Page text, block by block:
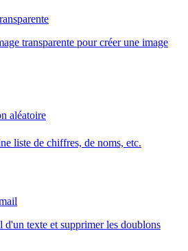
transparente pour créer une image
aléatoire
liste de chiffres, de noms, etc.
d'un texte et supprimer les doublons